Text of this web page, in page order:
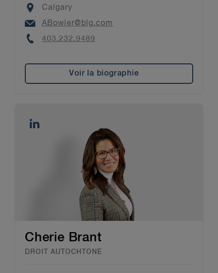
Location
Calgary
Email
ABowler@blg.com
Phone
403.232.9489
Voir la biographie
Cherie Brant
DROIT AUTOCHTONE